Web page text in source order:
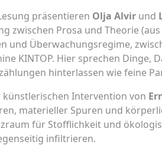
präsentieren Olja Alvir und
zwischen Prosa und Theorie (aus
und Überwachungsregime,
KINTOP. Hier sprechen
hinterlassen wie feine
Intervention von
materieller Spuren und
für Stofflichkeit und
infiltrieren.